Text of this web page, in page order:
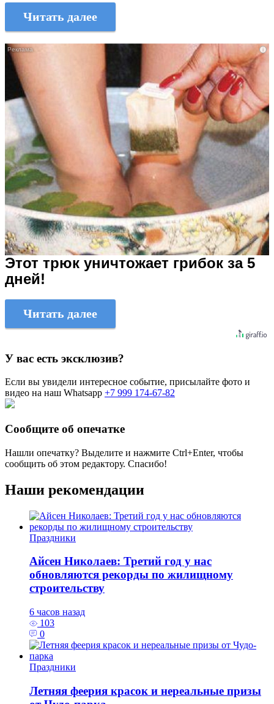
Читать далее
i
Этот трюк уничтожает грибок за 5
дней!
Читать далее
У вас есть эксклюзив?
Если вы увидели интересное событие, присылайте фото и
видео на наш Whatsapp +7 999 174-67-82
Сообщите об опечатке
Нашли опечатку? Выделите и нажмите Ctrl+Enter, чтобы
сообщить об этом редактору. Спасибо!
Наши рекомендации
Праздники
Айсен Николаев: Третий год у нас
обновляются рекорды по жилищному
строительству
6 часов назад
103
0
Праздники
Летняя феерия красок и нереальные призы